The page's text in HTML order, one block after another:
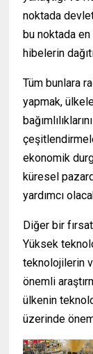
noktada
bu noktada
hibelerin
Tüm bunlara
yapmak,
ekonomik
küresel
yardımcı
Diğer bir
Yüksek
teknolojilerin
önemli
ülkenin
üzerinde